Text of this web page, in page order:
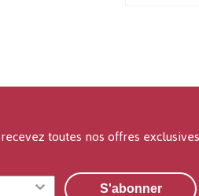
toutes nos offres exclusives
S'abonner